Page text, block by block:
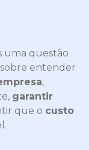
uma questão
sobre entender
,
garantir
que o custo